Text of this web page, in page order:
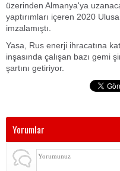
üzerinden Almanya'ya
yaptırımları içeren 2020
imzalamıştı.
Yasa, Rus enerji ihracatına
inşasında çalışan bazı gemi
şartını getiriyor.
Yorumlar